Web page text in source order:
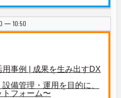
| 10:50
事例 | 成果を生み出すDX
備管理・運用を目的に、
フォーム〜